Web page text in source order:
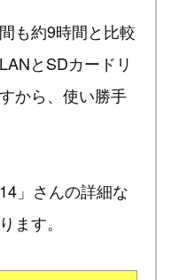
も約9時間と比較
とSDカードリ
から、使い勝手
」さんの詳細な
ます。